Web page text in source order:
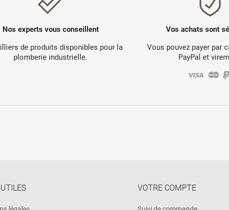
Nos experts vous conseillent
de produits disponibles pour la
plomberie industrielle.
Vos achats sont
Vous pouvez payer par
PayPal et
VOTRE COMPTE